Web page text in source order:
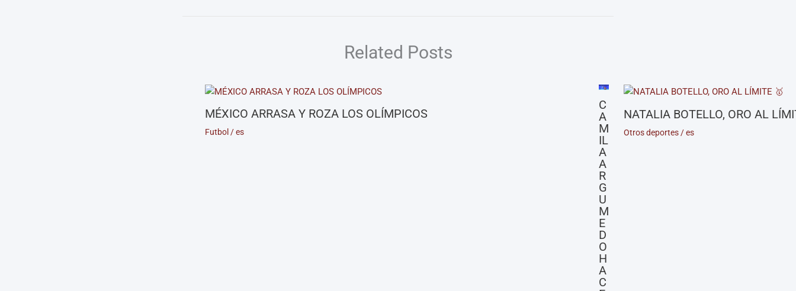
Related Posts
MÉXICO ARRASA Y ROZA LOS OLÍMPICOS
Futbol /es
C
A
M
IL
A
A
R
G
U
M
E
D
O
H
A
C
NATALIA BOTELLO, ORO AL
Otros deportes/es